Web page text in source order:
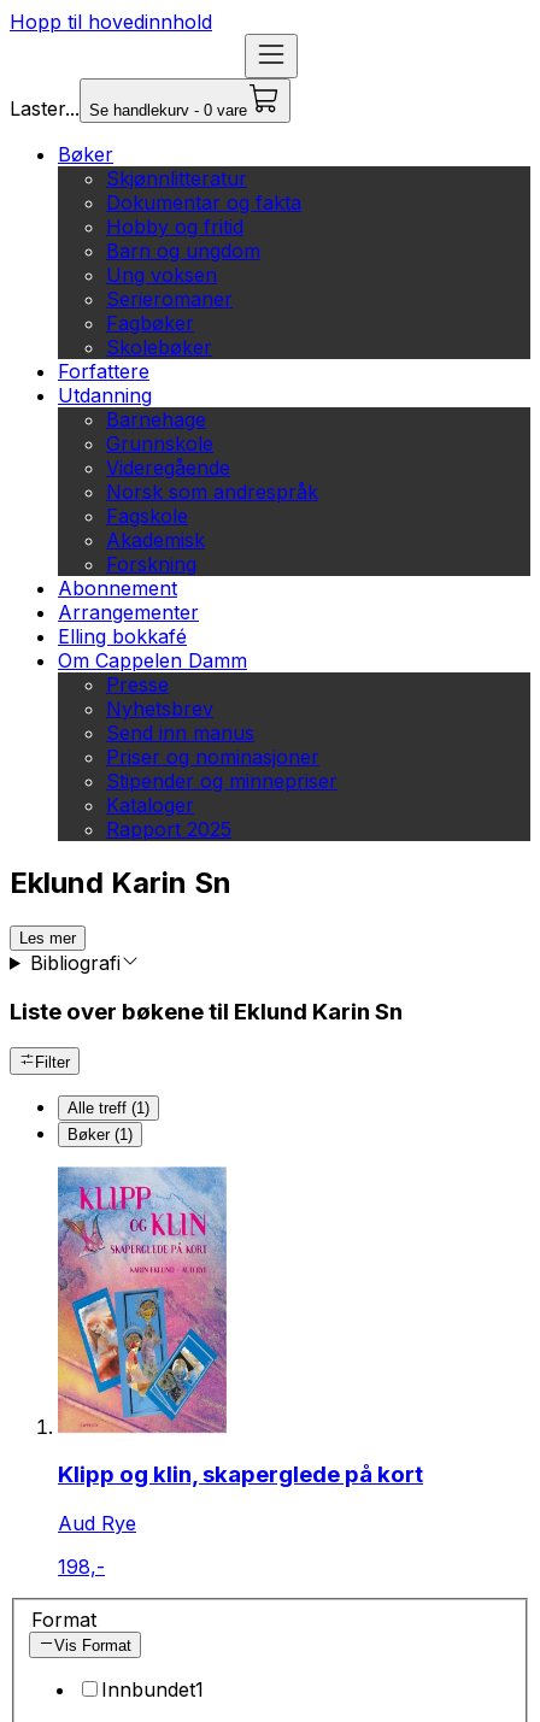
Hopp til hovedinnhold
Laster... Se handlekurv - 0 vare
Bøker
Skjønnlitteratur
Dokumentar og fakta
Hobby og fritid
Barn og ungdom
Ung voksen
Serieromaner
Fagbøker
Skolebøker
Forfattere
Utdanning
Barnehage
Grunnskole
Videregående
Norsk som andrespråk
Fagskole
Akademisk
Forskning
Abonnement
Arrangementer
Elling bokkafé
Om Cappelen Damm
Presse
Nyhetsbrev
Send inn manus
Priser og nominasjoner
Stipender og minnepriser
Kataloger
Rapport 2025
Eklund Karin Sn
Les mer
Bibliografi
Liste over bøkene til Eklund Karin Sn
Filter
Alle treff (1)
Bøker (1)
Klipp og klin, skaperglede på kort
Aud Rye
198,-
Format
Vis Format
Innbundet1